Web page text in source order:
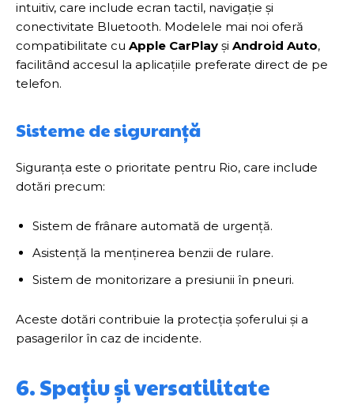
intuitiv, care include ecran tactil, navigație și
conectivitate Bluetooth. Modelele mai noi oferă
compatibilitate cu Apple CarPlay și Android Auto,
facilitând accesul la aplicațiile preferate direct de pe
telefon.
Sisteme de siguranță
Siguranța este o prioritate pentru Rio, care include
dotări precum:
Sistem de frânare automată de urgență.
Asistență la menținerea benzii de rulare.
Sistem de monitorizare a presiunii în pneuri.
Aceste dotări contribuie la protecția șoferului și a
pasagerilor în caz de incidente.
6. Spațiu și versatilitate